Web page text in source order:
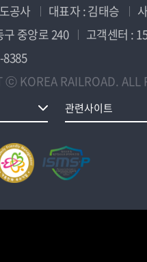
공사 대표자 : 김태승
중앙로 240
고객센터 :
8385
ⓒ KOREA RAILROAD. ALL
관련사이트